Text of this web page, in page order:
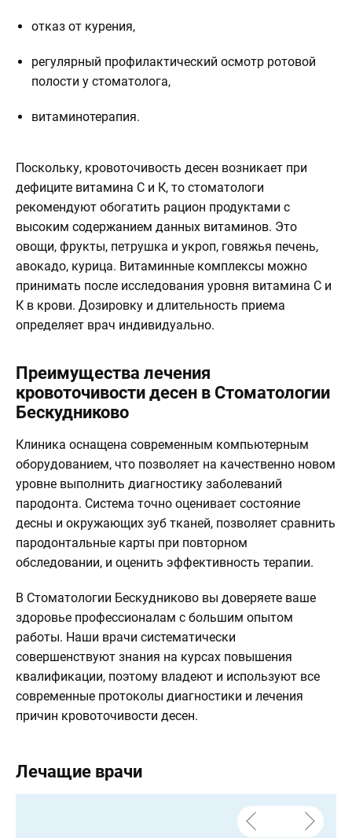
отказ от курения,
регулярный профилактический осмотр ротовой
полости у стоматолога,
витаминотерапия.
Поскольку, кровоточивость десен возникает при
дефиците витамина С и К, то стоматологи
рекомендуют обогатить рацион продуктами с
высоким содержанием данных витаминов. Это
овощи, фрукты, петрушка и укроп, говяжья печень,
авокадо, курица. Витаминные комплексы можно
принимать после исследования уровня витамина С и
К в крови. Дозировку и длительность приема
определяет врач индивидуально.
Преимущества лечения
кровоточивости десен в Стоматологии
Бескудниково
Клиника оснащена современным компьютерным
оборудованием, что позволяет на качественно новом
уровне выполнить диагностику заболеваний
пародонта. Система точно оценивает состояние
десны и окружающих зуб тканей, позволяет сравнить
пародонтальные карты при повторном
обследовании, и оценить эффективность терапии.
В Стоматологии Бескудниково вы доверяете ваше
здоровье профессионалам с большим опытом
работы. Наши врачи систематически
совершенствуют знания на курсах повышения
квалификации, поэтому владеют и используют все
современные протоколы диагностики и лечения
причин кровоточивости десен.
Лечащие врачи